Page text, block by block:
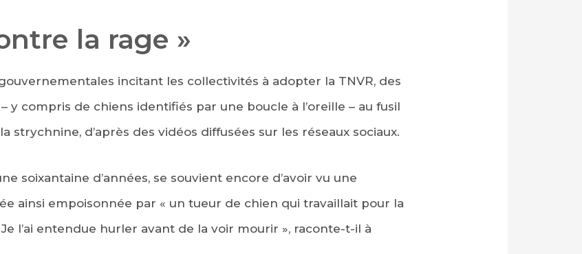
la rage »
incitant les collectivités à adopter la TNVR, des
y compris de chiens identifiés par une boucle à l’oreille – au fusil
strychnine, d’après des vidéos diffusées sur les réseaux sociaux.
soixantaine d’années, se souvient encore d’avoir vu une
ainsi empoisonnée par « un tueur de chien qui travaillait pour la
l’ai entendue hurler avant de la voir mourir », raconte-t-il à